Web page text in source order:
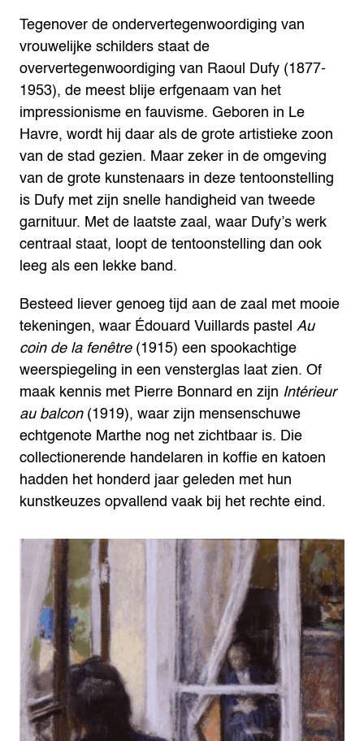
Tegenover de ondervertegenwoordiging van
vrouwelijke schilders staat de
oververtegenwoordiging van Raoul Dufy (1877-
1953), de meest blije erfgenaam van het
impressionisme en fauvisme. Geboren in Le
Havre, wordt hij daar als de grote artistieke zoon
van de stad gezien. Maar zeker in de omgeving
van de grote kunstenaars in deze tentoonstelling
is Dufy met zijn snelle handigheid van tweede
garnituur. Met de laatste zaal, waar Dufy’s werk
centraal staat, loopt de tentoonstelling dan ook
leeg als een lekke band.
Besteed liever genoeg tijd aan de zaal met mooie
tekeningen, waar Édouard Vuillards pastel Au
coin de la fenêtre(1915) een spookachtige
weerspiegeling in een vensterglas laat zien. Of
maak kennis met Pierre Bonnard en zijn Intérieur
au balcon(1919), waar zijn mensenschuwe
echtgenote Marthe nog net zichtbaar is. Die
collectionerende handelaren in koffie en katoen
hadden het honderd jaar geleden met hun
kunstkeuzes opvallend vaak bij het rechte eind.